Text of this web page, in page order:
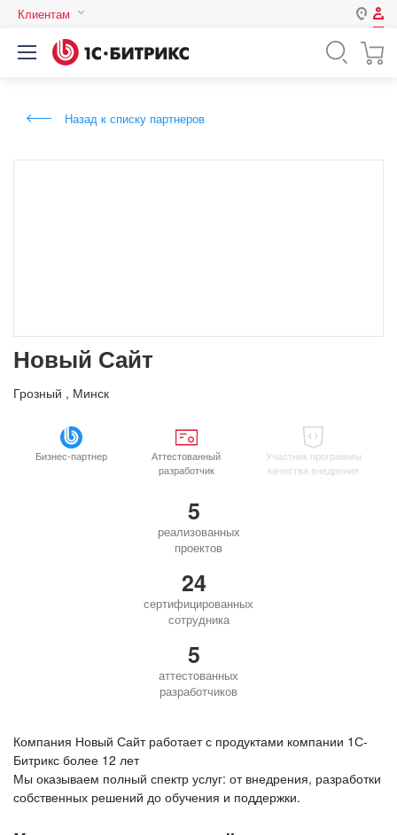
Клиентам
Авторизация
Назад к списку партнеров
Новый Сайт
Грозный , Минск
Бизнес-партнер
Аттестованный
разработчик
Участник программы
качества внедрения
5
реализованных
проектов
24
сертифицированных
сотрудника
5
аттестованных
разработчиков
Компания Новый Сайт работает с продуктами компании 1С-
Битрикс более 12 лет
Мы оказываем полный спектр услуг: от внедрения, разработки
собственных решений до обучения и поддержки.